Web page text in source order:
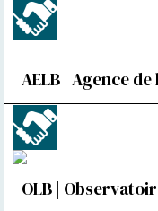
AELB | Agence
OLB |